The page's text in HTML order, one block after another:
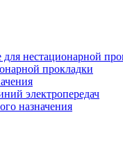
нестационарной
прокладки
электропередач
назначения